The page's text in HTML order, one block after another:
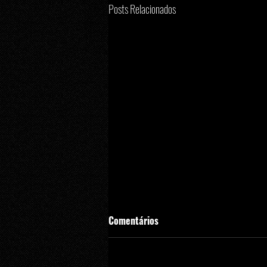
Posts Relacionados
Comentários